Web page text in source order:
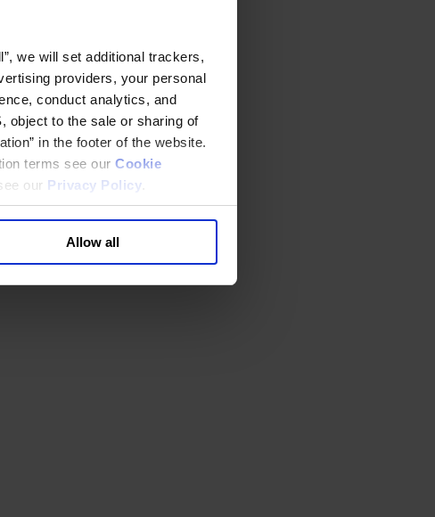
we will set additional trackers,
providers, your personal
conduct analytics, and
object to the sale or sharing of
in the footer of the website.
terms see our Cookie
our Privacy Policy
Allow all